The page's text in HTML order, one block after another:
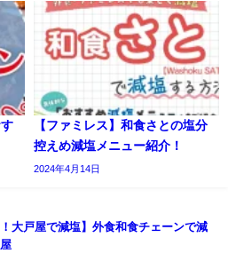
【ファミレス】和食さとの塩分
控えめ減塩メニュー紹介！
2024年4月14日
！大戸屋で減塩】外食和食チェーンで減